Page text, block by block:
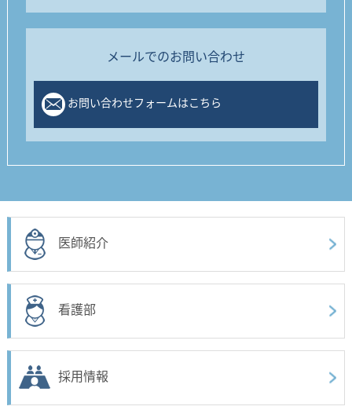
メールでのお問い合わせ
お問い合わせフォームはこちら
医師紹介
看護部
採用情報